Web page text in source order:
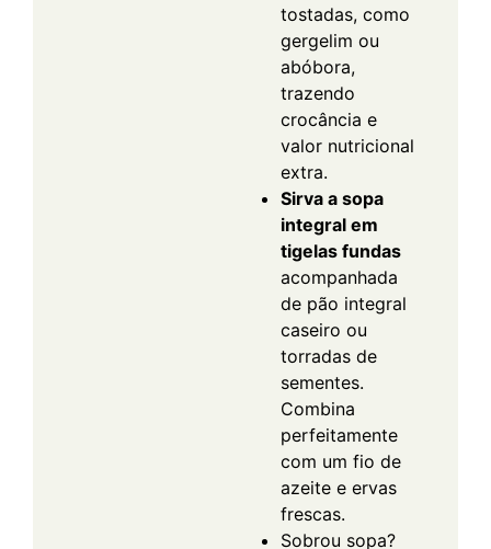
tostadas, como
gergelim ou
abóbora,
trazendo
crocância e
valor nutricional
extra.
Sirva a sopa
integral em
tigelas fundas
acompanhada
de pão integral
caseiro ou
torradas de
sementes.
Combina
perfeitamente
com um fio de
azeite e ervas
frescas.
Sobrou sopa?